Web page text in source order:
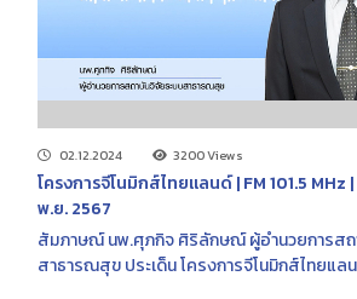
02.12.2024 3200 Views
โครงการจีโนมิกส์ไทยแลนด์ | FM 101.5 MHz |
พ.ย. 2567
สัมภาษณ์ นพ.ศุภกิจ ศิริลักษณ์ ผู้อำนวยการสถ
สาธารณสุข ประเด็น โครงการจีโนมิกส์ไทยแล